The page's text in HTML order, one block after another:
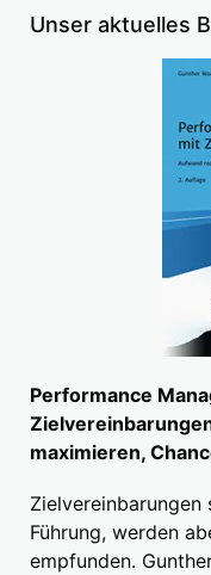
Unser aktuelles
Performance
maximieren,
Führung, werden
empfunden.